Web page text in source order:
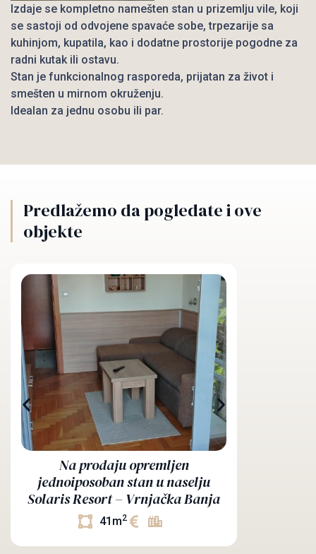
Izdaje se kompletno namešten stan u prizemlju vile, koji
se sastoji od odvojene spavaće sobe, trpezarije sa
kuhinjom, kupatila, kao i dodatne prostorije pogodne za
radni kutak ili ostavu.
Stan je funkcionalnog rasporeda, prijatan za život i
smešten u mirnom okruženju.
Idealan za jednu osobu ili par.
Predlažemo da pogledate i ove
objekte
Na prodaju opremljen
jednoiposoban stan u naselju
Solaris Resort – Vrnjačka Banja
41m2